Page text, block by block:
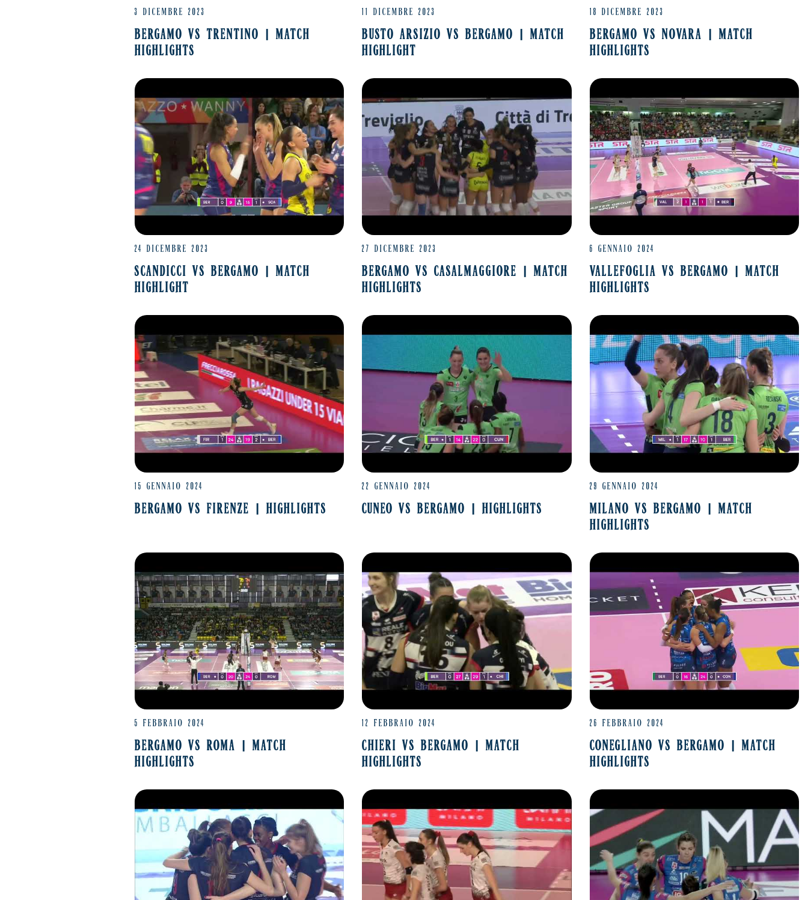
3 DICEMBRE 2023
BERGAMO VS TRENTINO | MATCH
HIGHLIGHTS
11 DICEMBRE 2023
BUSTO ARSIZIO VS BERGAMO | MATCH
HIGHLIGHT
18 DICEMBRE 2023
BERGAMO VS NOVARA | MATCH
HIGHLIGHTS
24 DICEMBRE 2023
SCANDICCI VS BERGAMO | MATCH
HIGHLIGHT
27 DICEMBRE 2023
BERGAMO VS CASALMAGGIORE | MATCH
HIGHLIGHTS
6 GENNAIO 2024
VALLEFOGLIA VS BERGAMO | MATCH
HIGHLIGHTS
15 GENNAIO 2024
BERGAMO VS FIRENZE | HIGHLIGHTS
22 GENNAIO 2024
CUNEO VS BERGAMO | HIGHLIGHTS
29 GENNAIO 2024
MILANO VS BERGAMO | MATCH
HIGHLIGHTS
5 FEBBRAIO 2024
BERGAMO VS ROMA | MATCH
HIGHLIGHTS
12 FEBBRAIO 2024
CHIERI VS BERGAMO | MATCH
HIGHLIGHTS
26 FEBBRAIO 2024
CONEGLIANO VS BERGAMO | MATCH
HIGHLIGHTS